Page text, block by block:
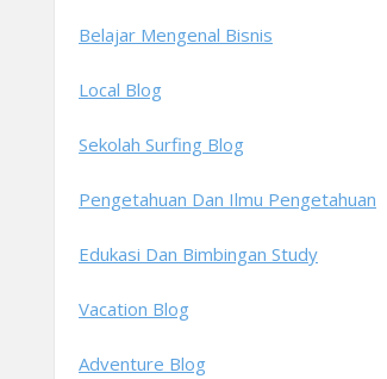
Belajar Mengenal Bisnis
Local Blog
Sekolah Surfing Blog
Pengetahuan Dan Ilmu Pengetahuan
Edukasi Dan Bimbingan Study
Vacation Blog
Adventure Blog